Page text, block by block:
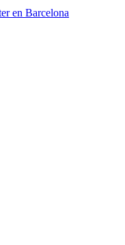
en Barcelona